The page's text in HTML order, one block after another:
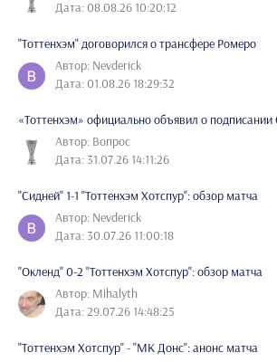
Дата: 08.08.26 10:20:12
"Тоттенхэм" договорился о трансфере Ромеро
Автор: Nevderick
Дата: 01.08.26 18:29:32
«Тоттенхэм» официально объявил о
Автор: Вопрос
Дата: 31.07.26 14:11:26
"Сидней" 1-1 "Тоттенхэм Хотспур": обзор матча
Автор: Nevderick
Дата: 30.07.26 11:00:18
"Окленд" 0-2 "Тоттенхэм Хотспур": обзор матча
Автор: Mihalyth
Дата: 29.07.26 14:48:25
"Тоттенхэм Хотспур" - "МК Донс": анонс матча